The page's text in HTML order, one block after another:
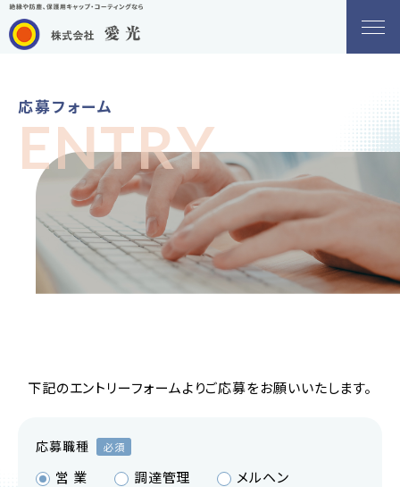
応募フォーム
ENTRY
下記のエントリーフォームよりご応募をお願いいたします。
応募職種
営 業 調達管理
メルヘン